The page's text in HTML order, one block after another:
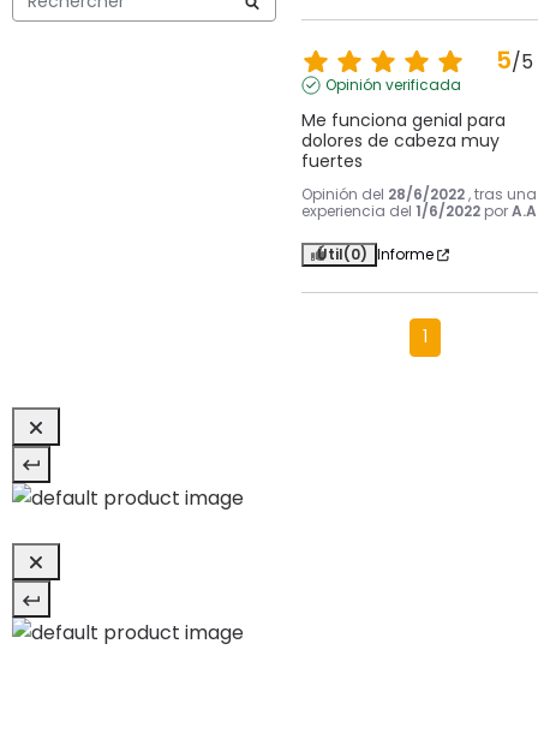
5/5
Opinión verificada
Me funciona genial para
dolores de cabeza muy
fuertes
Opinión del 28/6/2022 , tras una
experiencia del 1/6/2022 por
Útil(0) Informe
1